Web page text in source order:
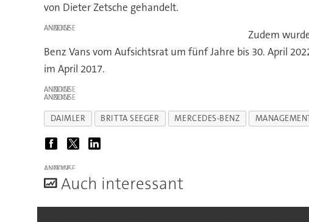
von Dieter Zetsche gehandelt.
ANZEIGE
Zudem
Benz Vans vom Aufsichtsrat um fünf Jahre bis 30. April
im April 2017.
ANZEIGE
ANZEIGE
DAIMLER BRITTA SEEGER MERCEDES-BENZ
ANZEIGE
Auch interessant